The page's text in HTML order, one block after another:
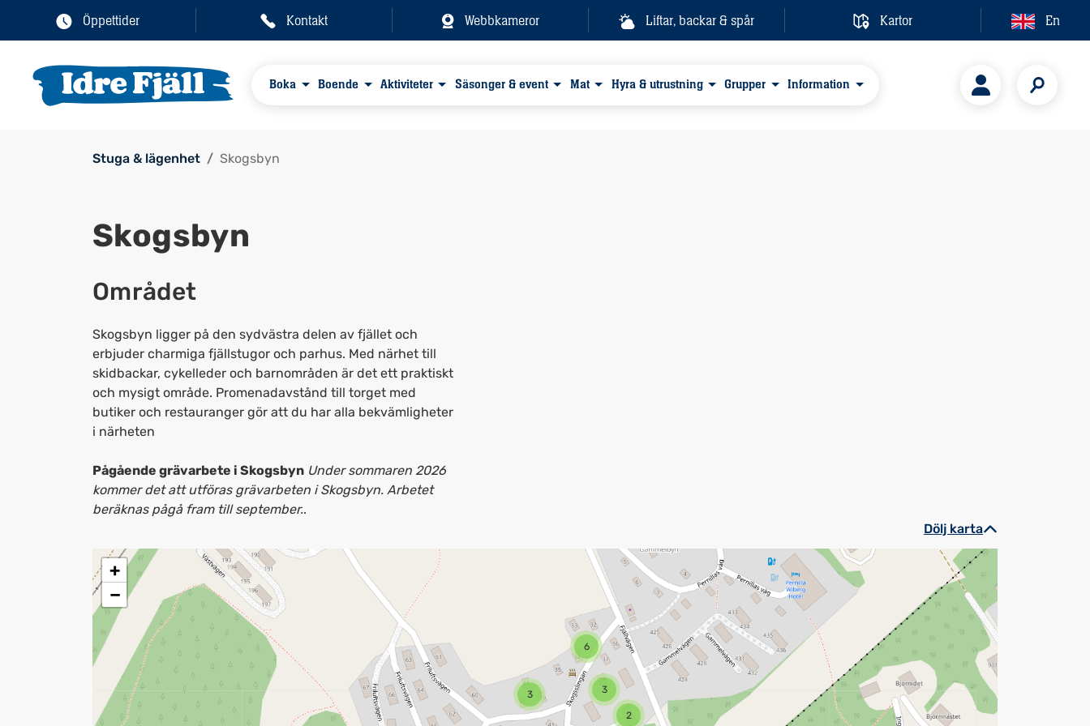
Öppettider Kontakt Webbkameror Liftar, backar & spår Kartor En
Boka Boende Aktiviteter Säsonger & event Mat Hyra & utrustning Grupper Information
Stuga & lägenhet Skogsbyn
Skogsbyn
Området
Skogsbyn ligger på den sydvästra delen av fjället och
erbjuder charmiga fjällstugor och parhus. Med närhet till
skidbackar, cykelleder och barnområden är det ett praktiskt
och mysigt område. Promenadavstånd till torget med
butiker och restauranger gör att du har alla bekvämligheter
i närheten
Pågående grävarbete i Skogsbyn Under sommaren 2026
kommer det att utföras grävarbeten i Skogsbyn. Arbetet
beräknas pågå fram till september..
Dölj karta
6
2
3 3
+
−